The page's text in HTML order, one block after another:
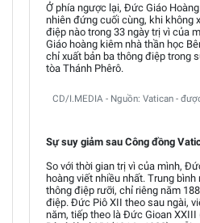
Ở phía ngược lại, Đức Giáo
nhiên đứng cuối cùng, khi không
điệp nào trong 33 ngày trị vì của
Giáo hoàng kiêm nhà thần học
chỉ xuất bản ba thông điệp trong
tòa Thánh Phêrô.
CD/I.MEDIA - Nguồn: Vatican -
Sự suy giảm sau Công đồng
So với thời gian trị vì của mình,
hoàng viết nhiều nhất. Trung
thông điệp rưỡi, chỉ riêng năm
điệp. Đức Piô XII theo sau ngài,
năm, tiếp theo là Đức Gioan